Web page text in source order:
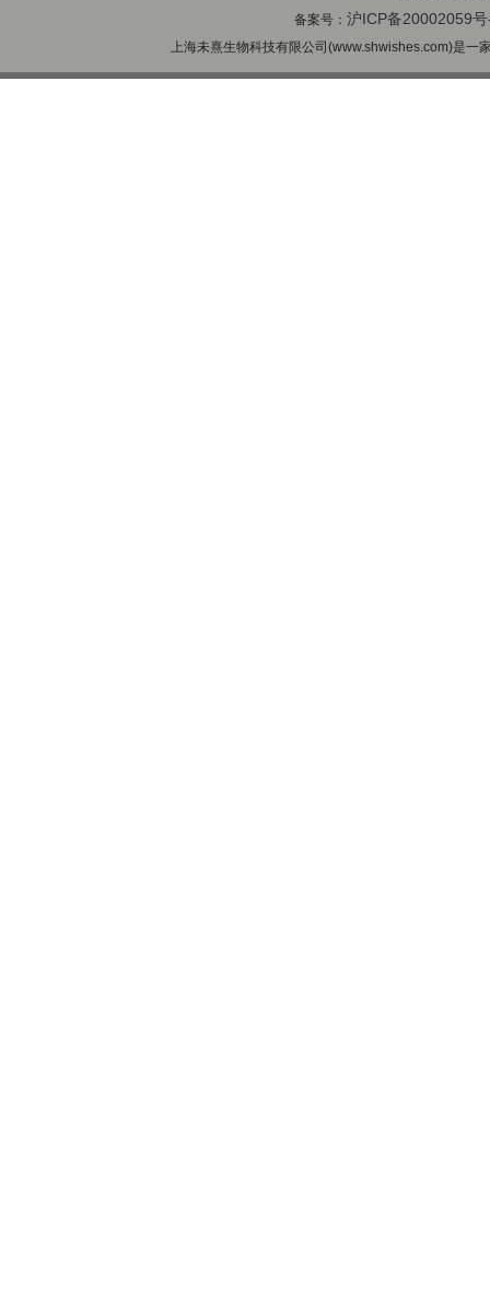
备案号：沪ICP备20002059
上海未熹生物科技有限公司(www.shwishes.com)是一